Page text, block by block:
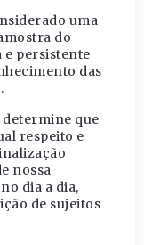
uma
do
persistente
das
que
respeito e
nossa
dia a dia,
de sujeitos